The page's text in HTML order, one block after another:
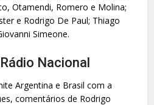
Otamendi, Romero e Molina;
e Rodrigo De Paul; Thiago
Simeone.
Nacional
Argentina e Brasil com a
comentários de Rodrigo